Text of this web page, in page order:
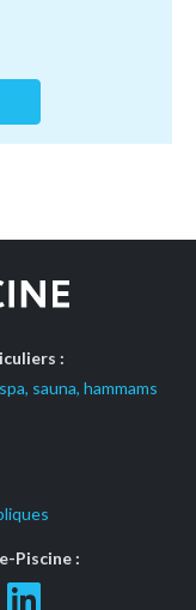
:
sauna, hammams
Piscine :